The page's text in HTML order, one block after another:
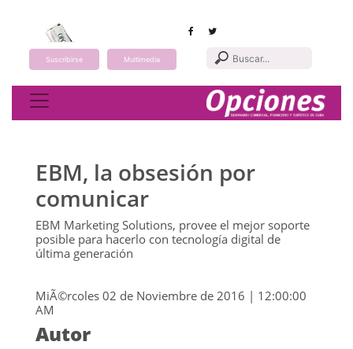
Suscribirse Multimedia
Toggle navigation
EBM, la obsesión por
comunicar
EBM Marketing Solutions, provee el mejor soporte
posible para hacerlo con tecnología digital de
última generación
MiÃ©rcoles 02 de Noviembre de 2016 | 12:00:00
AM
Autor